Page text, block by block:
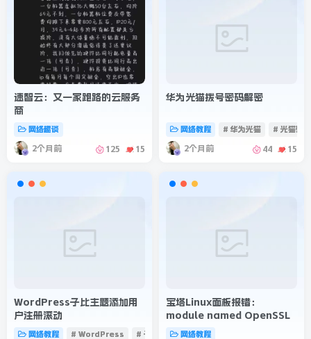
速智云：又一家跑路的云服务
商
网络趣谈
2个月前 125 15
华为光猫拨号密码解密
网络教程 # 华为光猫 # 光猫密
2个月前 44 15
WordPress子比主题添加用
户注册滚动
网络教程 # WordPress # 子比主题
宝塔Linux面板报错：
module named OpenSSL
网络教程